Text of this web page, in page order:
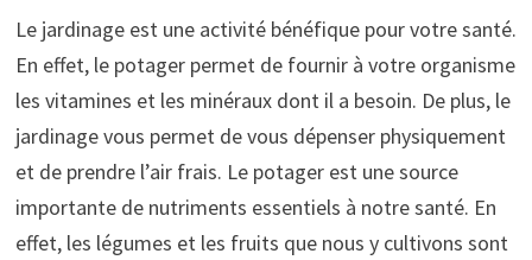
Le jardinage est une activité bénéfique pour votre santé.
En effet, le potager permet de fournir à votre organisme
les vitamines et les minéraux dont il a besoin. De plus, le
jardinage vous permet de vous dépenser physiquement
et de prendre l’air frais. Le potager est une source
importante de nutriments essentiels à notre santé. En
effet, les légumes et les fruits que nous y cultivons sont